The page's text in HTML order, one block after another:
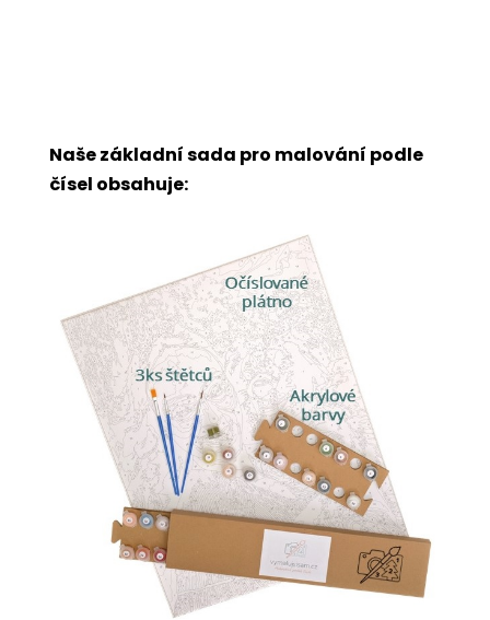
Naše základní sada pro malování podle
čísel obsahuje: